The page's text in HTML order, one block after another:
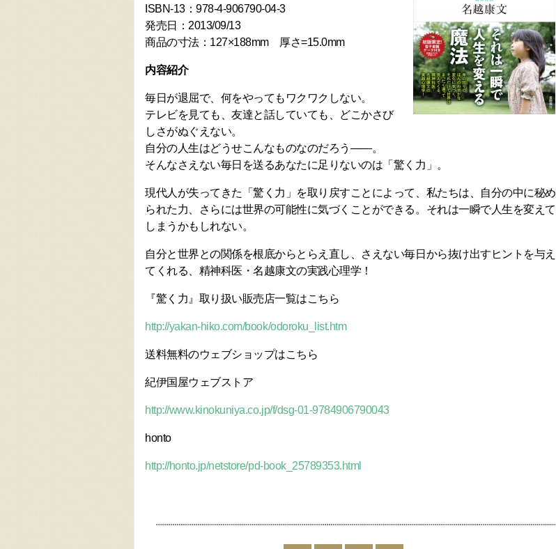
ISBN-13：978-4-906790-04-3
発売日：2013/09/13
商品の寸法：127×188mm 厚さ=15.0mm
内容紹介
毎日が退屈で、何をやってもワクワクしない。
テレビを見ても、友達と話していても、どこかさび
しさがぬぐえない。
自分の人生はどうせこんなものなのだろう――。
そんなさえない毎日を送るあなたに足りないのは「驚く力」。
現代人が失ってきた「驚く力」を取り戻すことによって、私たちは、自分の中に秘め
られた力、さらには世界の可能性に気づくことができる。それは一瞬で人生を変えて
しまうかもしれない。
自分と世界との関係を根底からとらえ直し、さえない毎日から抜け出すヒントを与え
てくれる、精神科医・名越康文の実践心理学！
『驚く力』取り扱い販売店一覧はこちら
http://yakan-hiko.com/book/odoroku_list.htm
送料無料のウェブショップはこちら
紀伊国屋ウェブストア
http://www.kinokuniya.co.jp/f/dsg-01-9784906790043
honto
http://honto.jp/netstore/pd-book_25789353.html